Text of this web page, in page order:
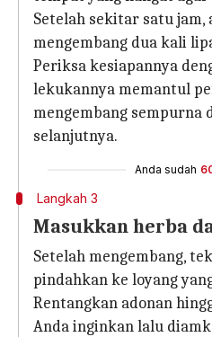
Setelah sekitar satu jam,
mengembang dua kali
Periksa kesiapannya
lekukannya memantul
mengembang sempurna
selanjutnya.
Anda sudah
Langkah 3
Masukkan herba
Setelah mengembang,
pindahkan ke loyang
Rentangkan adonan
Anda inginkan lalu